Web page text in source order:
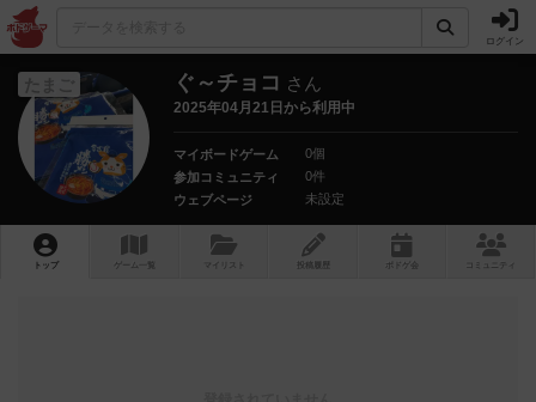
ログイン
たまご ぐ～チョコ さん
2025年04月21日から利用中
マイボードゲーム
0個
参加コミュニティ
0件
ウェブページ
未設定
トップ ゲーム一覧 マイリスト 投稿履歴 ボ ドゲ コミュニティ